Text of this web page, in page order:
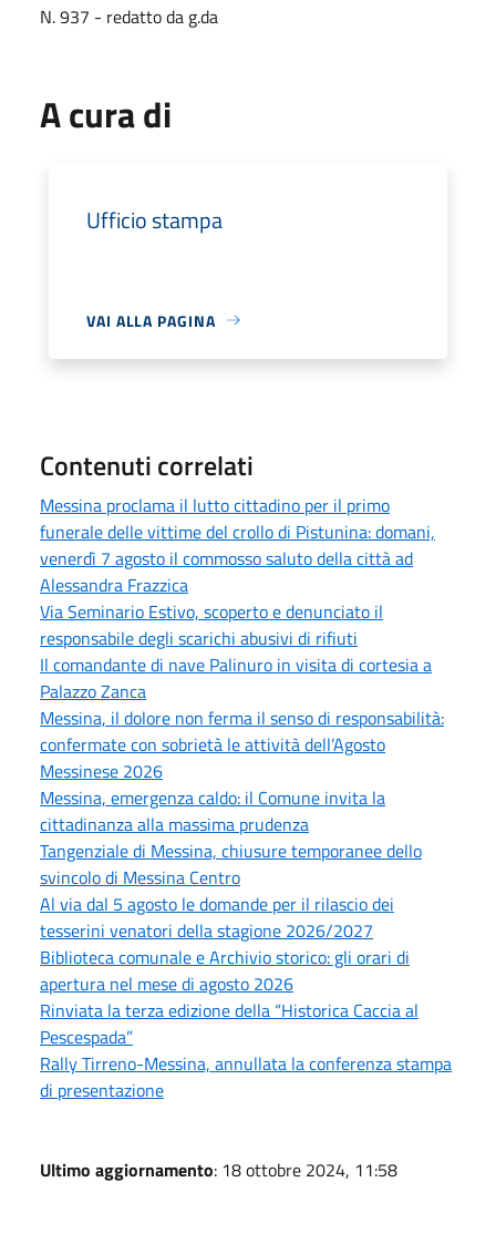
N. 937 - redatto da g.da
A cura di
Ufficio stampa
VAI ALLA PAGINA
Contenuti correlati
Messina proclama il lutto cittadino per il primo
funerale delle vittime del crollo di Pistunina: domani,
venerdì 7 agosto il commosso saluto della città ad
Alessandra Frazzica
Via Seminario Estivo, scoperto e denunciato il
responsabile degli scarichi abusivi di rifiuti
Il comandante di nave Palinuro in visita di cortesia a
Palazzo Zanca
Messina, il dolore non ferma il senso di responsabilità:
confermate con sobrietà le attività dell’Agosto
Messinese 2026
Messina, emergenza caldo: il Comune invita la
cittadinanza alla massima prudenza
Tangenziale di Messina, chiusure temporanee dello
svincolo di Messina Centro
Al via dal 5 agosto le domande per il rilascio dei
tesserini venatori della stagione 2026/2027
Biblioteca comunale e Archivio storico: gli orari di
apertura nel mese di agosto 2026
Rinviata la terza edizione della “Historica Caccia al
Pescespada”
Rally Tirreno-Messina, annullata la conferenza stampa
di presentazione
Ultimo aggiornamento: 18 ottobre 2024, 11:58